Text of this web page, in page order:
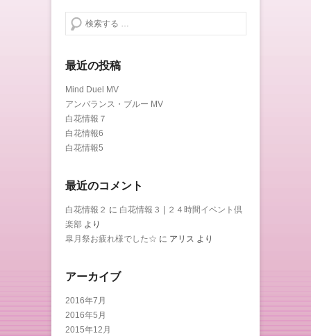
検索する
最近の投稿
Mind Duel MV
アンバランス・ブルー MV
白花情報７
白花情報6
白花情報5
最近のコメント
白花情報２ に 白花情報３ | ２４時間イベント倶
楽部 より
皐月祭お疲れ様でした☆ に アリス より
アーカイブ
2016年7月
2016年5月
2015年12月